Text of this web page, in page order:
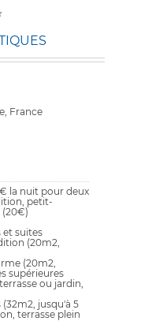
France
la nuit pour deux
petit-
(20€)
et suites
(20m2,
(20m2,
supérieures
ou jardin,
jusqu'à 5
terrasse plein